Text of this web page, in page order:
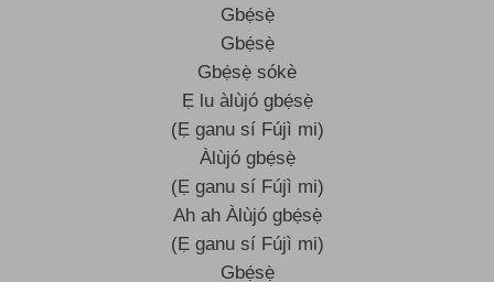
Gbẹ́sẹ̀
Gbẹ́sẹ̀
Gbẹ́sẹ̀ sókè
Ẹ lu àlùjó gbẹ́sẹ̀
(Ẹ ganu sí Fújì mi)
Àlùjó gbẹ́sẹ̀
(Ẹ ganu sí Fújì mi)
Ah ah Àlùjó gbẹ́sẹ̀
(Ẹ ganu sí Fújì mi)
Gbẹ́sẹ̀